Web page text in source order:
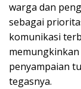
warga dan
sebagai
komunikasi
penyampaian
tegasnya.